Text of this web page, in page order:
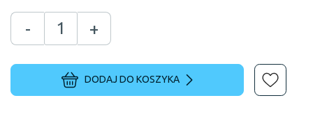
- +
DODAJ DO KOSZYKA